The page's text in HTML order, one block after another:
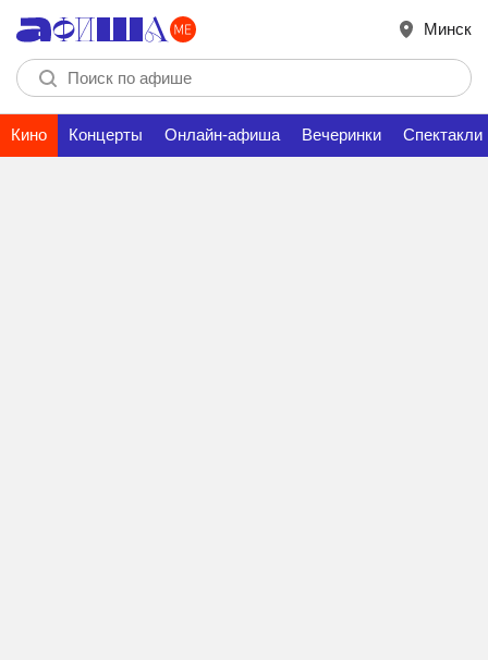
Минск
Кино Концерты Онлайн-афиша Вечеринки Спектакли